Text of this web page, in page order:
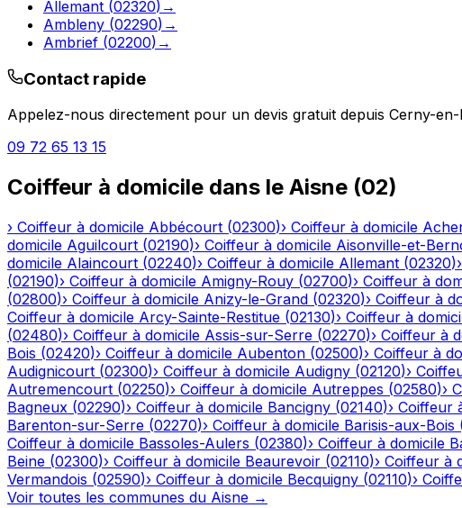
Allemant (02320) →
Ambleny (02290) →
Ambrief (02200) →
Contact rapide
Appelez-nous directement pour un devis gratuit depuis Cerny-
09 72 65 13 15
Coiffeur à domicile dans le Aisne (02)
› Coiffeur à domicile Abbécourt (02300)› Coiffeur à domicile
domicile Aguilcourt (02190)› Coiffeur à domicile Aisonville-et-
domicile Alaincourt (02240)› Coiffeur à domicile Allemant (02320)›
(02190)› Coiffeur à domicile Amigny-Rouy (02700)› Coiffeur à
(02800)› Coiffeur à domicile Anizy-le-Grand (02320)› Coiffeur à
Coiffeur à domicile Arcy-Sainte-Restitue (02130)› Coiffeur à
(02480)› Coiffeur à domicile Assis-sur-Serre (02270)› Coiffeur à
Bois (02420)› Coiffeur à domicile Aubenton (02500)› Coiffeur à
Audignicourt (02300)› Coiffeur à domicile Audigny (02120)›
Autremencourt (02250)› Coiffeur à domicile Autreppes (02580)›
Bagneux (02290)› Coiffeur à domicile Bancigny (02140)› Coiffeur
Barenton-sur-Serre (02270)› Coiffeur à domicile Barisis-aux-Bois
Coiffeur à domicile Bassoles-Aulers (02380)› Coiffeur à domicile
Beine (02300)› Coiffeur à domicile Beaurevoir (02110)› Coiffeur à
Vermandois (02590)› Coiffeur à domicile Becquigny (02110)›
Voir toutes les communes du Aisne →